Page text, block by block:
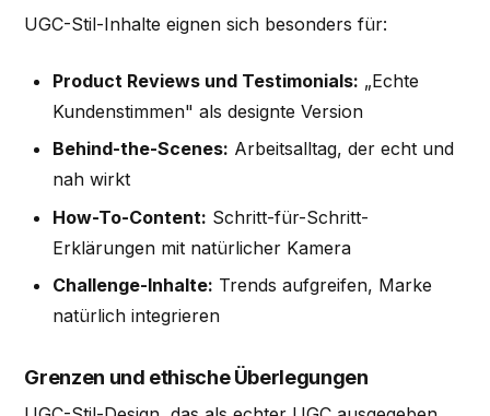
UGC-Stil-Inhalte eignen sich besonders für:
Product Reviews und Testimonials: „Echte
Kundenstimmen" als designte Version
Behind-the-Scenes: Arbeitsalltag, der echt und
nah wirkt
How-To-Content: Schritt-für-Schritt-
Erklärungen mit natürlicher Kamera
Challenge-Inhalte: Trends aufgreifen, Marke
natürlich integrieren
Grenzen und ethische Überlegungen